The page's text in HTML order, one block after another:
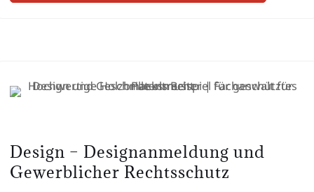
Design – Designanmeldung und
Gewerblicher Rechtsschutz